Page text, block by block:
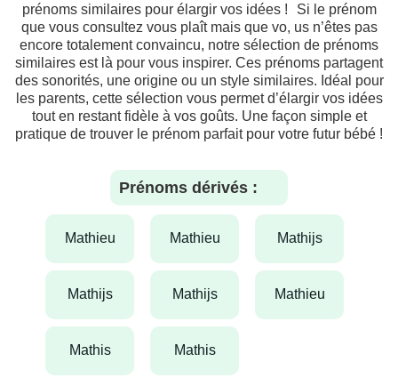
prénoms similaires pour élargir vos idées ! Si le prénom
que vous consultez vous plaît mais que vo, us n’êtes pas
encore totalement convaincu, notre sélection de prénoms
similaires est là pour vous inspirer. Ces prénoms partagent
des sonorités, une origine ou un style similaires. Idéal pour
les parents, cette sélection vous permet d’élargir vos idées
tout en restant fidèle à vos goûts. Une façon simple et
pratique de trouver le prénom parfait pour votre futur bébé !
Prénoms dérivés :
mathieu mathieu mathijs
mathijs mathijs mathieu
mathis mathis